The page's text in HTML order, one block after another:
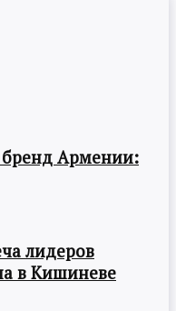
Армении:
лидеров
в Кишиневе